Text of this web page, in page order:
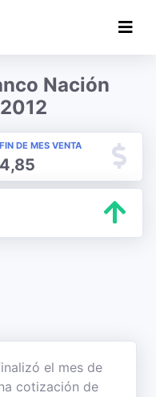
Nación
FIN DE MES VENTA
4,85
el mes de
cotización de